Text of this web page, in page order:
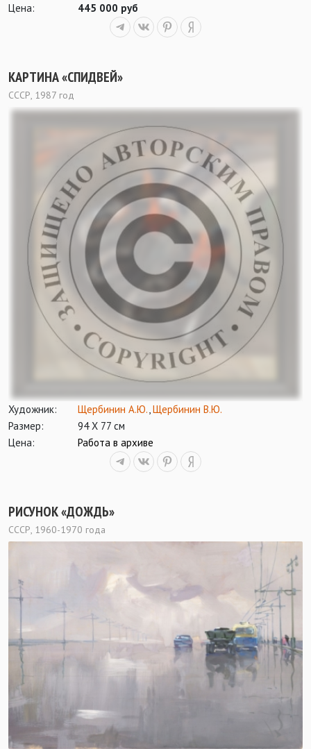
Цена:
445 000 руб
КАРТИНА «СПИДВЕЙ»
СССР, 1987 год
Художник: Щербинин А.Ю. Щербинин В.Ю.
Размер:
94 Х 77 см
Цена:
Работа в архиве
РИСУНОК «ДОЖДЬ»
СССР, 1960-1970 года